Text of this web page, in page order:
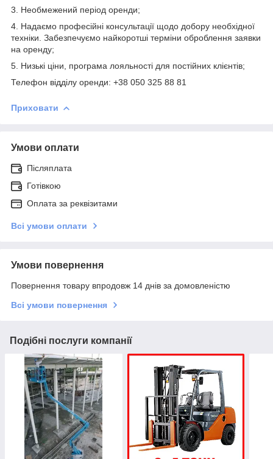
3. Необмежений період оренди;
4. Надаємо професійні консультації щодо добору необхідної
техніки. Забезпечуємо найкоротші терміни оброблення заявки
на оренду;
5. Низькі ціни, програма лояльності для постійних клієнтів;
Телефон відділу оренди: +38 050 325 88 81
Приховати
Умови оплати
Післяплата
Готівкою
Оплата за реквізитами
Всі умови оплати
Умови повернення
Повернення товару впродовж 14 днів за домовленістю
Всі умови повернення
Подібні послуги компанії